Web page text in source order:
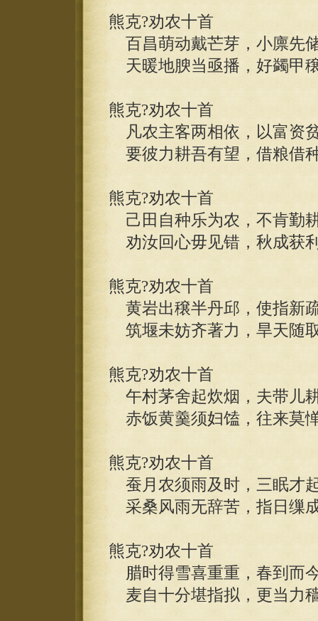
熊克?劝农十首
百昌萌动戴芒芽，小廪先
天暖地腴当亟播，好蠲甲
熊克?劝农十首
凡农主客两相依，以富资
要彼力耕吾有望，借粮借
熊克?劝农十首
己田自种乐为农，不肯勤
劝汝回心毋见错，秋成获
熊克?劝农十首
黄岩出穣半丹邱，使指新
筑堰未妨齐著力，旱天随
熊克?劝农十首
午村茅舍起炊烟，夫带儿
赤饭黄羹须妇馌，往来莫
熊克?劝农十首
蚕月农须雨及时，三眠才
采桑风雨无辞苦，指日缫
熊克?劝农十首
腊时得雪喜重重，春到而
麦自十分堪指拟，更当力